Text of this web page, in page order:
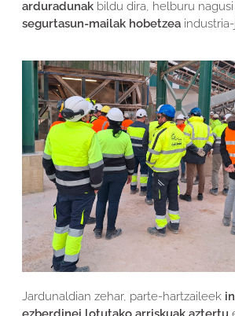
arduradunakbildu dira, helburu nagusi
segurtasun-mailak hobetzea
Jardunaldian zehar, parte-hartzaileek